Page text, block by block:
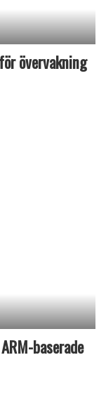
övervakning
baserade